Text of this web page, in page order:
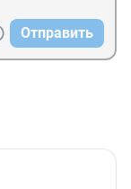
Отправить